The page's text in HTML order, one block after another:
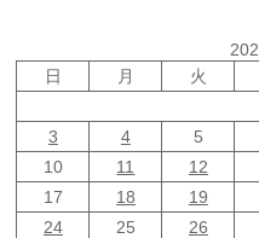
日
月 火
3
4 5
10
11 12
17
18 19
24
25 26